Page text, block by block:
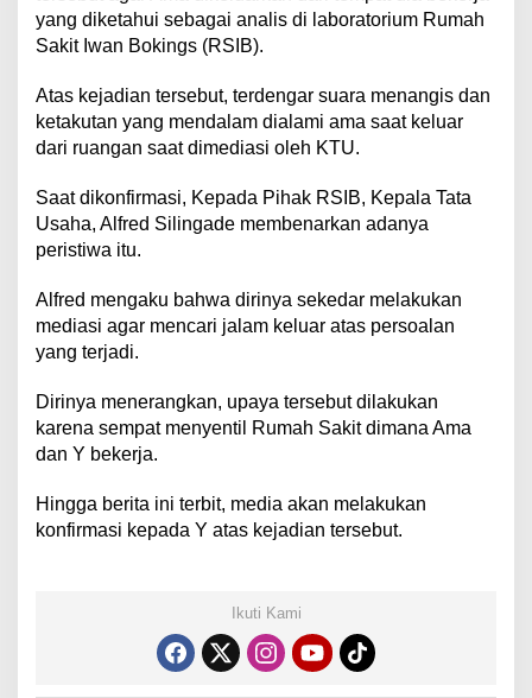
yang diketahui sebagai analis di laboratorium Rumah
Sakit Iwan Bokings (RSIB).
Atas kejadian tersebut, terdengar suara menangis dan
ketakutan yang mendalam dialami ama saat keluar
dari ruangan saat dimediasi oleh KTU.
Saat dikonfirmasi, Kepada Pihak RSIB, Kepala Tata
Usaha, Alfred Silingade membenarkan adanya
peristiwa itu.
Alfred mengaku bahwa dirinya sekedar melakukan
mediasi agar mencari jalam keluar atas persoalan
yang terjadi.
Dirinya menerangkan, upaya tersebut dilakukan
karena sempat menyentil Rumah Sakit dimana Ama
dan Y bekerja.
Hingga berita ini terbit, media akan melakukan
konfirmasi kepada Y atas kejadian tersebut.
Ikuti Kami